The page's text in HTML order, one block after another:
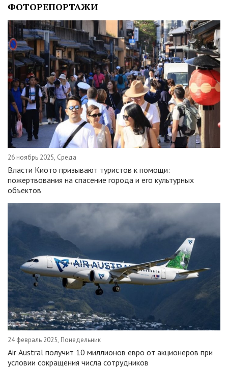
ФОТОРЕПОРТАЖИ
26 ноябрь 2025, Среда
Власти Киото призывают туристов к помощи:
пожертвования на спасение города и его культурных
объектов
24 февраль 2025, Понедельник
Air Austral получит 10 миллионов евро от акционеров при
условии сокращения числа сотрудников